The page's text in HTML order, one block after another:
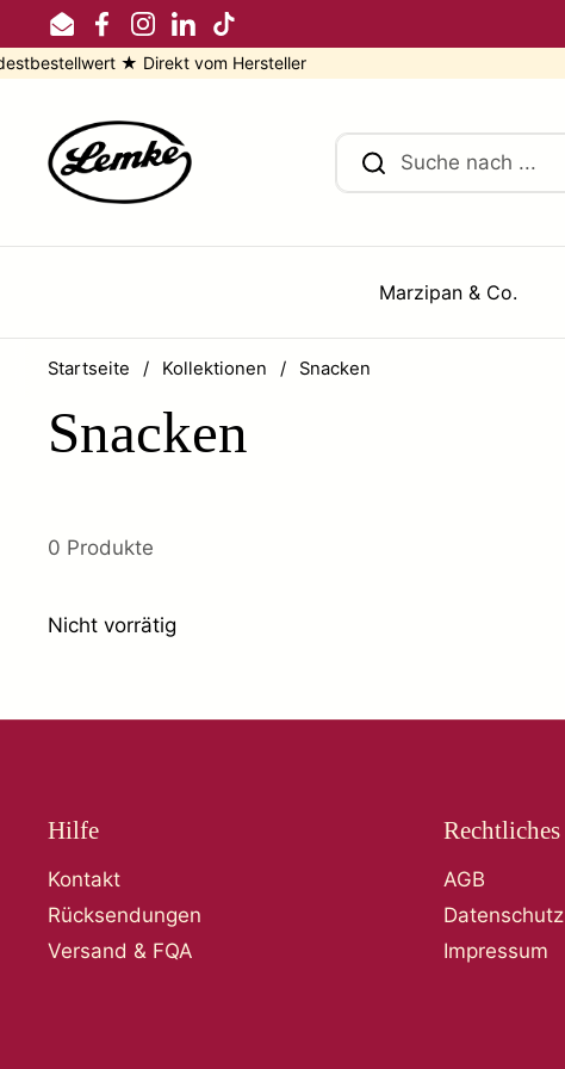
Zum Inhalt springen
EmailFacebook
Instagram
LinkedIn
TikTok
★ Direkt vom Hersteller
Marzipan & Co.
Startseite / Kollektionen / Snacken
Snacken
0 Produkte
Nicht vorrätig
Hilfe
Kontakt
Rücksendungen
Versand & FQA
Rechtliches
AGB
Datenschutz
Impressum